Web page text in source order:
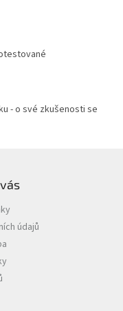
- o své zkušenosti se
údajů